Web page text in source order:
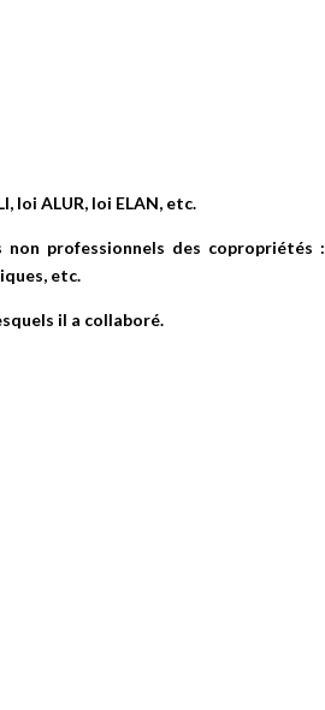
loi ALUR, loi ELAN, etc.
non professionnels des copropriétés :
etc.
il a collaboré.